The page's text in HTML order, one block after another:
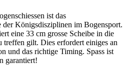
ist das
der Königsdisziplinen im Bogensport.
eine 33 cm grosse Scheibe in die
gilt. Dies erfordert einiges an
und das richtige Timing. Spass ist
garantiert!